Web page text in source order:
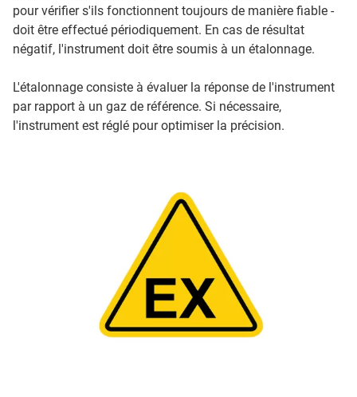
pour vérifier s'ils fonctionnent toujours de manière fiable -
doit être effectué périodiquement. En cas de résultat
négatif, l'instrument doit être soumis à un étalonnage.
L'étalonnage consiste à évaluer la réponse de l'instrument
par rapport à un gaz de référence. Si nécessaire,
l'instrument est réglé pour optimiser la précision.